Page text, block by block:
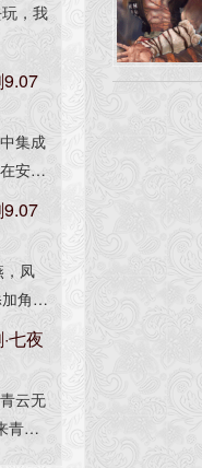
，我
集成
安装
解
网的
体中
际制
任何
完
9.07.
，凤
角色
亡。
音效
贴
：女
七夜
云无
青云
了图